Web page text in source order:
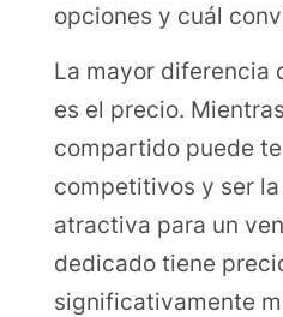
opciones y cuál
La mayor diferencia
es el precio.
compartido puede
competitivos y ser
atractiva para un
dedicado tiene
significativamente